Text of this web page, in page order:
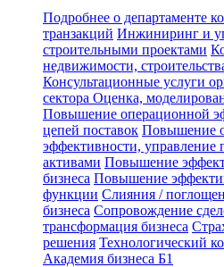
Подробнее о департаменте
транзакций Инжиниринг и
строительными проектами
недвижимости,
Консультационные услуги
сектора Оценка,
Повышение операционной
цепей поставок Повышение
эффективности, управление
активами Повышение
бизнеса Повышение
функции Слияния /
бизнеса Сопровождение
трансформация бизнеса
решения Технологический
Академия бизнеса Б1